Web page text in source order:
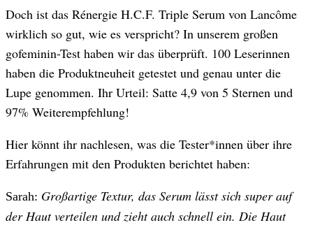
Doch ist das Rénergie H.C.F. Triple Serum von Lancôme
wirklich so gut, wie es verspricht? In unserem großen
gofeminin-Test haben wir das überprüft. 100 Leserinnen
haben die Produktneuheit getestet und genau unter die
Lupe genommen. Ihr Urteil: Satte 4,9 von 5 Sternen und
97% Weiterempfehlung!
Hier könnt ihr nachlesen, was die Tester*innen über ihre
Erfahrungen mit den Produkten berichtet haben:
Sarah: Großartige Textur, das Serum lässt sich super auf
der Haut verteilen und zieht auch schnell ein. Die Haut